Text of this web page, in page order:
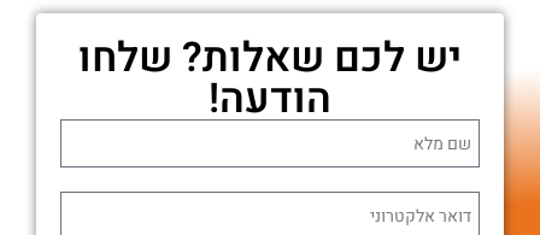
יש לכם שאלות? שלחו
הודעה!